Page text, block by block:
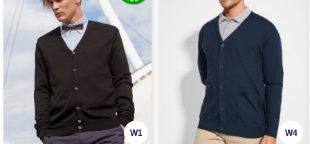
W1 W4